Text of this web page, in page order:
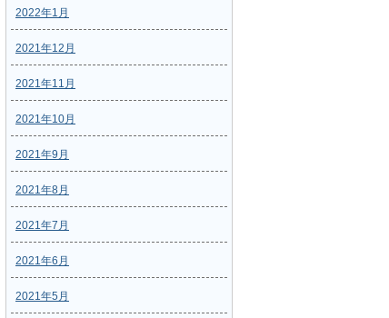
2022年1月
2021年12月
2021年11月
2021年10月
2021年9月
2021年8月
2021年7月
2021年6月
2021年5月